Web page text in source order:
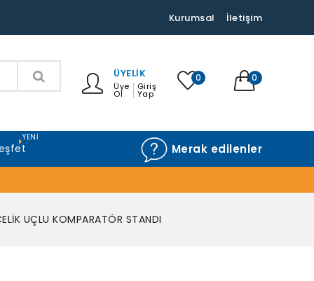
Kurumsal İletişim
ÜYELIK
Üye
Ol
Giriş
Yap
0 0
YENI
Merak edilenler
UÇLU KOMPARATÖR STANDI